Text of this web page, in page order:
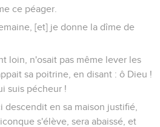
ce péager.
[et] je donne la dîme de
loin, n'osait pas même lever les
sa poitrine, en disant : ô Dieu !
suis pécheur !
descendit en sa maison justifié,
s'élève, sera abaissé, et